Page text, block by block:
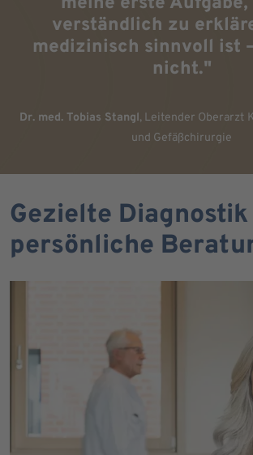
verständlich zu
medizinisch sinnvoll ist
nicht."
Dr. med. Tobias Stangl, Leitender Oberarzt
und Gefäßchirurgie
Gezielte Diagnostik
persönliche